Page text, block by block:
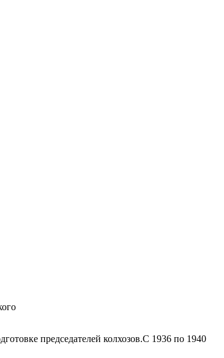
председателей колхозов.С 1936 по 1940